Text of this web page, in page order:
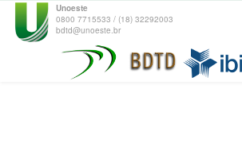
Unoeste
0800 7715533 / (18) 32292003
bdtd@unoeste.br